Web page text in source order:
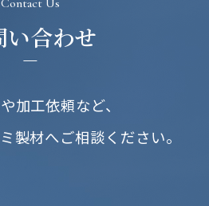
Contact Us
い合わせ
加工依頼など、
製材へご相談ください。